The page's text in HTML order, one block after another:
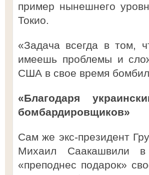
пример нынешнего
Токио.
«Задача всегда в том,
имеешь проблемы и
США в свое время
«Благодаря
бомбардировщиков»
Сам же экс-президент
Михаил Саакашвили
«преподнес подарок»